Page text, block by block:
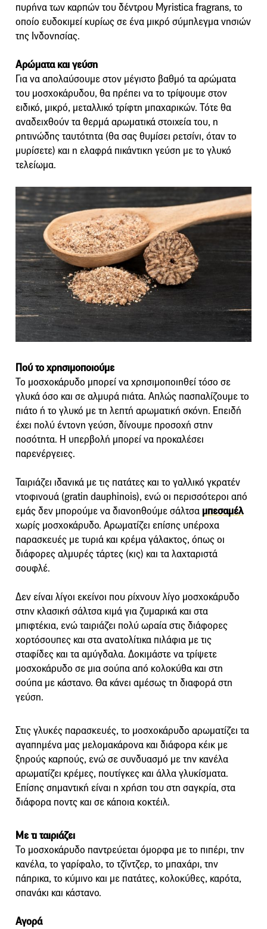
πυρήνα των καρπών του δέντρου Myristica fragrans, το
οποίο ευδοκιμεί κυρίως σε ένα μικρό σύμπλεγμα νησιών
της Ινδονησίας.
Αρώματα και γεύση
Για να απολαύσουμε στον μέγιστο βαθμό τα αρώματα
του μοσχοκάρυδου, θα πρέπει να το τρίψουμε στον
ειδικό, μικρό, μεταλλικό τρίφτη μπαχαρικών. Τότε θα
αναδειχθούν τα θερμά αρωματικά στοιχεία του, η
ρητινώδης ταυτότητα (θα σας θυμίσει ρετσίνι, όταν το
μυρίσετε) και η ελαφρά πικάντικη γεύση με το γλυκό
τελείωμα.
Πού το χρησιμοποιούμε
Το μοσχοκάρυδο μπορεί να χρησιμοποιηθεί τόσο σε
γλυκά όσο και σε αλμυρά πιάτα. Απλώς πασπαλίζουμε το
πιάτο ή το γλυκό με τη λεπτή αρωματική σκόνη. Επειδή
έχει πολύ έντονη γεύση, δίνουμε προσοχή στην
ποσότητα. Η υπερβολή μπορεί να προκαλέσει
παρενέργειες.
Ταιριάζει ιδανικά με τις πατάτες και το γαλλικό γκρατέν
ντοφινουά (gratin dauphinois), ενώ οι περισσότεροι από
εμάς δεν μπορούμε να διανοηθούμε σάλτσα μπεσαμέλ
χωρίς μοσχοκάρυδο. Αρωματίζει επίσης υπέροχα
παρασκευές με τυριά και κρέμα γάλακτος, όπως οι
διάφορες αλμυρές τάρτες (κις) και τα λαχταριστά
σουφλέ.
Δεν είναι λίγοι εκείνοι που ρίχνουν λίγο μοσχοκάρυδο
στην κλασική σάλτσα κιμά για ζυμαρικά και στα
μπιφτέκια, ενώ ταιριάζει πολύ ωραία στις διάφορες
χορτόσουπες και στα ανατολίτικα πιλάφια με τις
σταφίδες και τα αμύγδαλα. Δοκιμάστε να τρίψετε
μοσχοκάρυδο σε μια σούπα από κολοκύθα και στη
σούπα με κάστανο. Θα κάνει αμέσως τη διαφορά στη
γεύση.
Στις γλυκές παρασκευές, το μοσχοκάρυδο αρωματίζει τα
αγαπημένα μας μελομακάρονα και διάφορα κέικ με
ξηρούς καρπούς, ενώ σε συνδυασμό με την κανέλα
αρωματίζει κρέμες, πουτίγκες και άλλα γλυκίσματα.
Επίσης σημαντική είναι η χρήση του στη σαγκρία, στα
διάφορα ποντς και σε κάποια κοκτέιλ.
Με τι ταιριάζει
Το μοσχοκάρυδο παντρεύεται όμορφα με το πιπέρι, την
κανέλα, το γαρίφαλο, το τζίντζερ, το μπαχάρι, την
πάπρικα, το κύμινο και με πατάτες, κολοκύθες, καρότα,
σπανάκι και κάστανο.
Αγορά